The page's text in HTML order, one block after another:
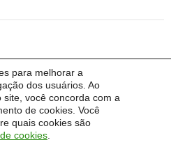
para melhorar a
dos usuários. Ao
você concorda com a
de cookies. Você
quais cookies são
cookies